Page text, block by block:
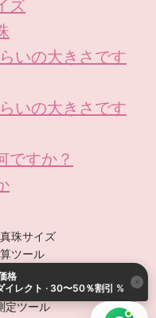
ズ
いの大きさです
いの大きさです
ですか？
珠サイズ
ツール
ツール
ール
定ツール
格
レクト · 30〜50％割引 %
×